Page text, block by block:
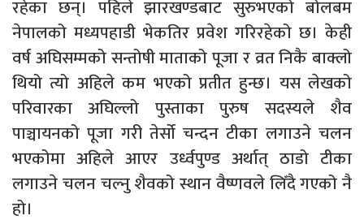
रहेका छन्। पहिले झारखण्डबाट सुरुभएको बोलबम
नेपालको मध्यपहाडी भेकतिर प्रवेश गरिरहेको छ। केही
वर्ष अघिसम्मको सन्तोषी माताको पूजा र व्रत निकै बाक्लो
थियो त्यो अहिले कम भएको प्रतीत हुन्छ। यस लेखको
परिवारका अघिल्लो पुस्ताका पुरुष सदस्यले शैव
पाञ्चायनको पूजा गरी तेर्सो चन्दन टीका लगाउने चलन
भएकोमा अहिले आएर उर्ध्वपुण्ड अर्थात् ठाडो टीका
लगाउने चलन चल्नु शैवको स्थान वैष्णवले लिँदै गएको नै
हो।